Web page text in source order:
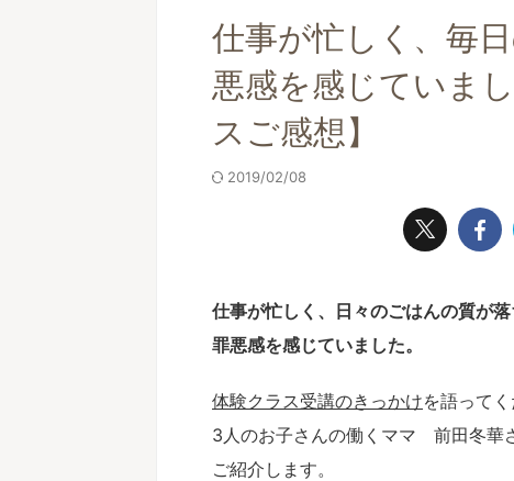
仕事が忙しく、毎
悪感を感じていま
スご感想】
2019/02/08
仕事が忙しく、日々のごはんの質が落
罪悪感を感じていました。
体験クラス受講のきっかけを語って
3人のお子さんの働くママ 前田冬華
ご紹介します。